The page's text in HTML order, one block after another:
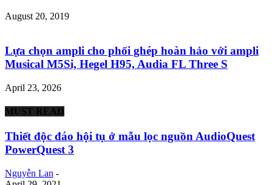
August 20, 2019
Lựa chọn ampli cho phối ghép hoàn hảo với ampli
Musical M5Si, Hegel H95, Audia FL Three S
April 23, 2026
MUST READ
Thiết độc đáo hội tụ ở mẫu lọc nguồn AudioQuest
PowerQuest 3
Nguyễn Lan -